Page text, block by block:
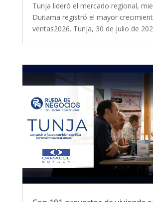
Tunja lideró el mercado regional,
Duitama registró el mayor
ventas2026. Tunja, 30 de julio de